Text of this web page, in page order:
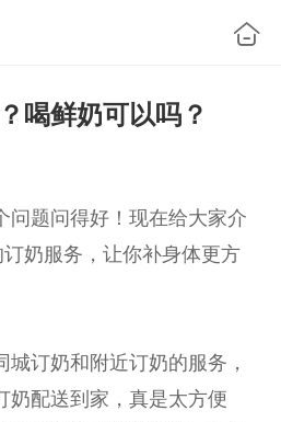
喝鲜奶可以吗？
问题问得好！现在给大家介
奶服务，让你补身体更方
订奶和附近订奶的服务，
奶配送到家，真是太方便